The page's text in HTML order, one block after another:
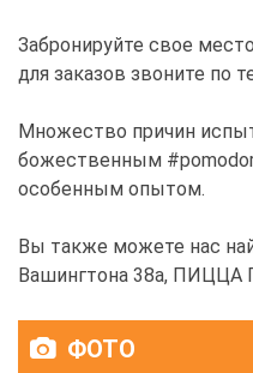
Забронируйте свое
для заказов звоните по
Множество причин
божественным
особенным опытом.
Вы также можете нас
Вашингтона 38а,
ФОТО